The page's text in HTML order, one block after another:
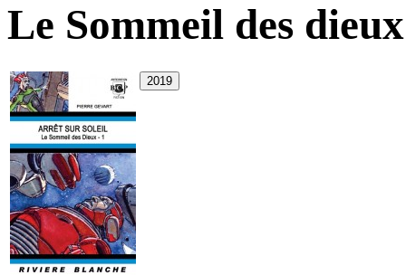
Le Sommeil des dieux